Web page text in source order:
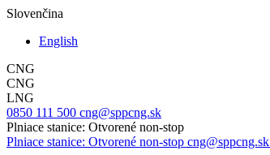
Slovenčina
English
CNG
CNG
LNG
0850 111 500 cng@sppcng.sk
Plniace stanice: Otvorené non-stop
Plniace stanice: Otvorené non-stop cng@sppcng.sk